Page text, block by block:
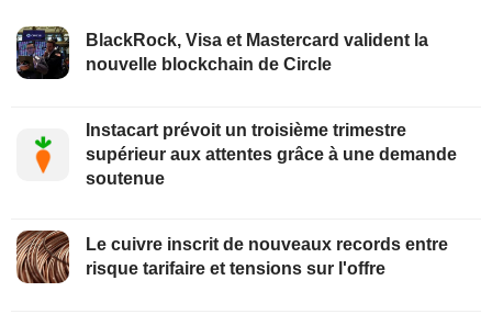
BlackRock, Visa et Mastercard valident la
nouvelle blockchain de Circle
Instacart prévoit un troisième trimestre
supérieur aux attentes grâce à une demande
soutenue
Le cuivre inscrit de nouveaux records entre
risque tarifaire et tensions sur l'offre